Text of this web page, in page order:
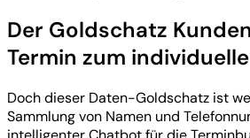
Der Goldschatz
Termin zum
Doch dieser Daten-Goldschatz ist
Sammlung von Namen und